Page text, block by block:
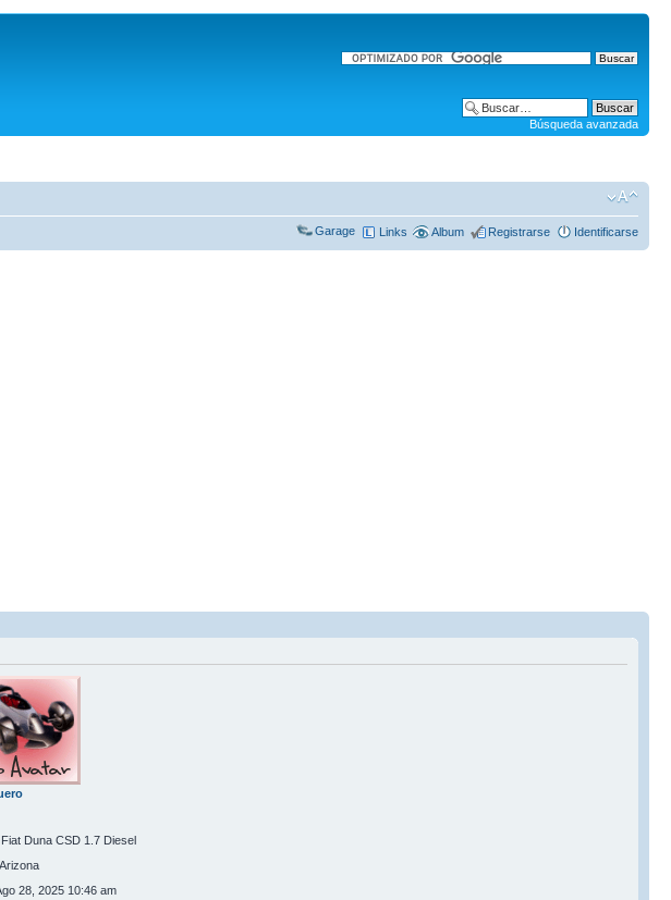
Búsqueda avanzada
Garage Links Album Registrarse Identificarse
Duna CSD 1.7 Diesel
28, 2025 10:46 am